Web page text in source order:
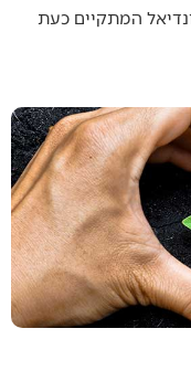
המתקיים כעת